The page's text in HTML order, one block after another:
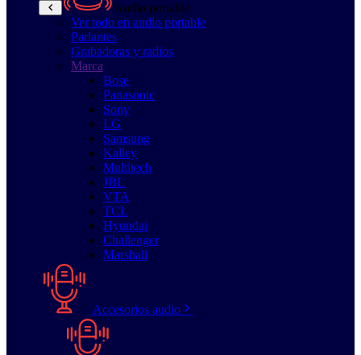
Audio portable
Ver todo en audio portable
Parlantes
Grabadoras y radios
Marca
Bose
Panasonic
Sony
LG
Samsung
Kalley
Multitech
JBL
VTA
TCL
Hyundai
Challenger
Marshall
Accesorios audio